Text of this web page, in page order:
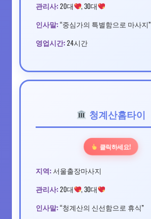
관리사: 20대 , 30대
인사말: “중심가의 특별함으로 마사지”
영업시간: 24시간
청계산홈타이
클릭하세요!
지역: 서울출장마사지
관리사: 20대 , 30대
인사말: “청계산의 신선함으로 휴식”